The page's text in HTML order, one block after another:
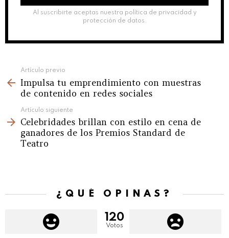
Al suscribirte aceptas nuestra política de privacidad y
protección de datos.
more
Artículo previo
Impulsa tu emprendimiento con muestras
de contenido en redes sociales
Artículo siguiente
Celebridades brillan con estilo en cena de
ganadores de los Premios Standard de
Teatro
¿QUÉ OPINAS?
120
Votos